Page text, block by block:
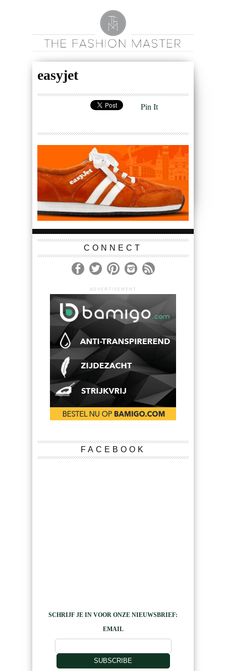
easyjet
Pin It
CONNECT
ADVERTISEMENT
FACEBOOK
SCHRIJF JE IN VOOR ONZE NIEUWSBRIEF:
EMAIL
SUBSCRIBE